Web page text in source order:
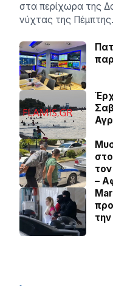
στα περίχωρα της
νύχτας της
–
την